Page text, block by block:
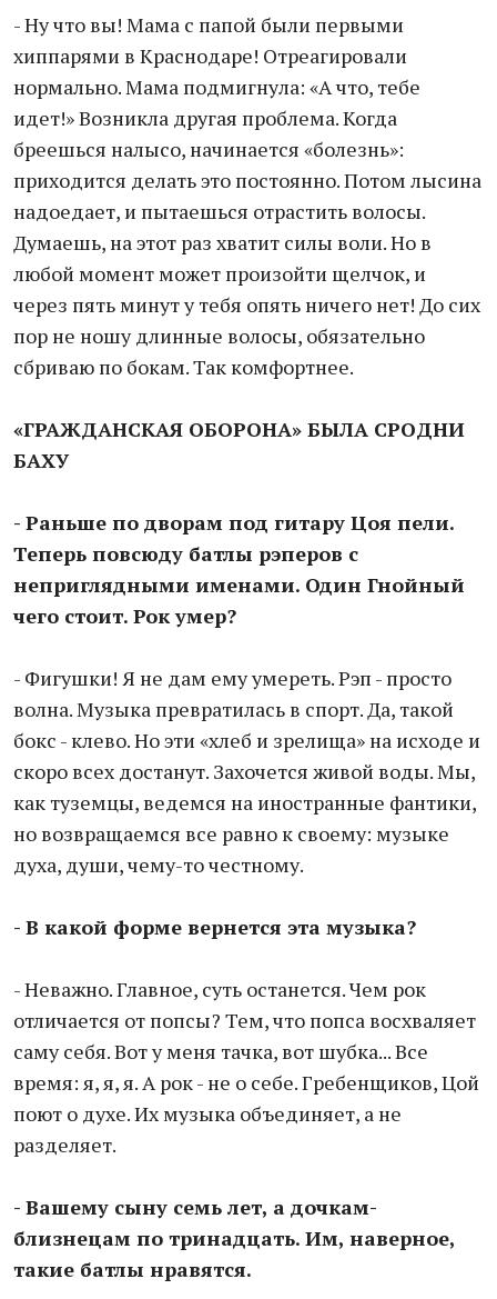
- Ну что вы! Мама с папой были первыми
хиппарями в Краснодаре! Отреагировали
нормально. Мама подмигнула: «А что, тебе
идет!» Возникла другая проблема. Когда
бреешься налысо, начинается «болезнь»:
приходится делать это постоянно. Потом лысина
надоедает, и пытаешься отрастить волосы.
Думаешь, на этот раз хватит силы воли. Но в
любой момент может произойти щелчок, и
через пять минут у тебя опять ничего нет! До сих
пор не ношу длинные волосы, обязательно
сбриваю по бокам. Так комфортнее.
«ГРАЖДАНСКАЯ ОБОРОНА» БЫЛА СРОДНИ
БАХУ
- Раньше по дворам под гитару Цоя пели.
Теперь повсюду батлы рэперов с
неприглядными именами. Один Гнойный
чего стоит. Рок умер?
- Фигушки! Я не дам ему умереть. Рэп - просто
волна. Музыка превратилась в спорт. Да, такой
бокс - клево. Но эти «хлеб и зрелища» на исходе и
скоро всех достанут. Захочется живой воды. Мы,
как туземцы, ведемся на иностранные фантики,
но возвращаемся все равно к своему: музыке
духа, души, чему-то честному.
- В какой форме вернется эта музыка?
- Неважно. Главное, суть останется. Чем рок
отличается от попсы? Тем, что попса восхваляет
саму себя. Вот у меня тачка, вот шубка... Все
время: я, я, я. А рок - не о себе. Гребенщиков, Цой
поют о духе. Их музыка объединяет, а не
разделяет.
- Вашему сыну семь лет, а дочкам-
близнецам по тринадцать. Им, наверное,
такие батлы нравятся.